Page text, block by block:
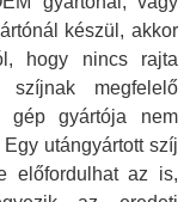
készül, akkor
hogy nincs rajta
megfelelő
gép gyártója nem
utángyártott szíj
előfordulhat az is,